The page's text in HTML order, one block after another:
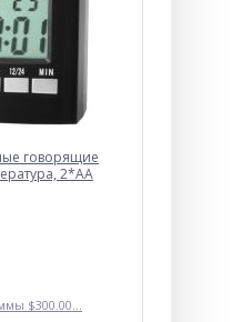
говорящие
2*AA
$300.00...